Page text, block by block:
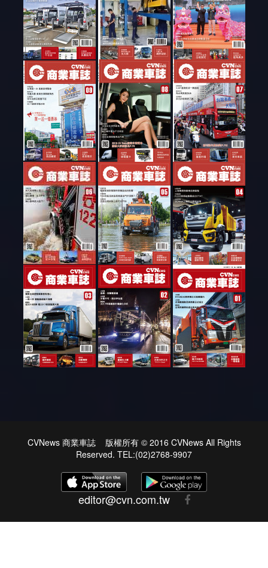
CVNews 商業車誌 版權所有 © 2016 CVNews All Rights
Reserved. TEL:(02)2768-9907
editor@cvn.com.tw